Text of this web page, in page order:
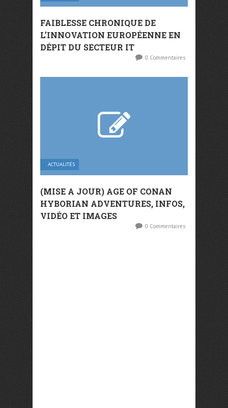
FAIBLESSE CHRONIQUE DE
L’INNOVATION EUROPÉENNE EN
DÉPIT DU SECTEUR IT
0 Commentaires
ACTUALITÉS
(MISE A JOUR) AGE OF CONAN
HYBORIAN ADVENTURES, INFOS,
VIDÉO ET IMAGES
0 Commentaires